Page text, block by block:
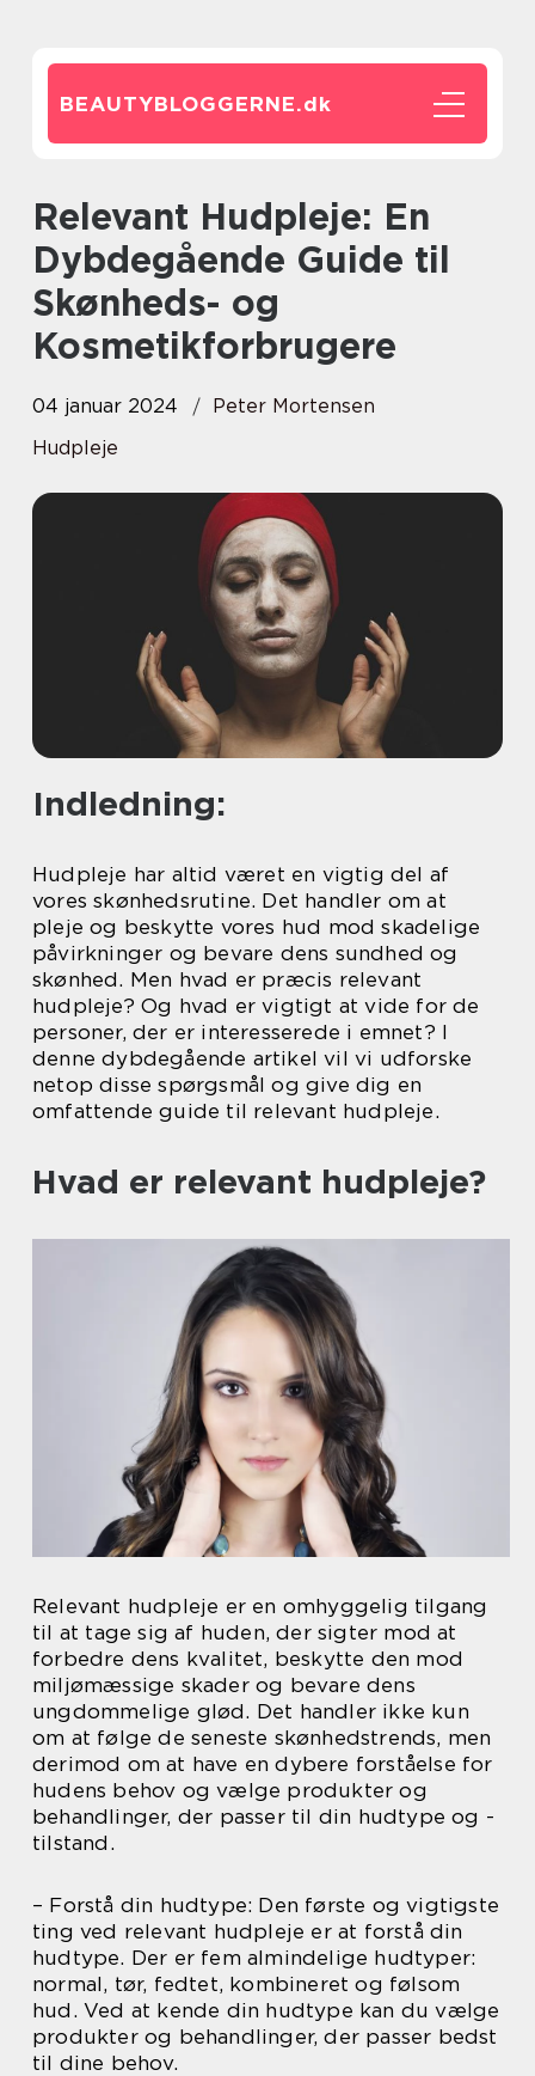
BEAUTYBLOGGERNE.dk
Relevant Hudpleje: En
Dybdegående Guide til
Skønheds- og
Kosmetikforbrugere
04 januar 2024
Peter Mortensen
Hudpleje
Indledning:
Hudpleje har altid været en vigtig del af
vores skønhedsrutine. Det handler om at
pleje og beskytte vores hud mod skadelige
påvirkninger og bevare dens sundhed og
skønhed. Men hvad er præcis relevant
hudpleje? Og hvad er vigtigt at vide for de
personer, der er interesserede i emnet? I
denne dybdegående artikel vil vi udforske
netop disse spørgsmål og give dig en
omfattende guide til relevant hudpleje.
Hvad er relevant hudpleje?
Relevant hudpleje er en omhyggelig tilgang
til at tage sig af huden, der sigter mod at
forbedre dens kvalitet, beskytte den mod
miljømæssige skader og bevare dens
ungdommelige glød. Det handler ikke kun
om at følge de seneste skønhedstrends, men
derimod om at have en dybere forståelse for
hudens behov og vælge produkter og
behandlinger, der passer til din hudtype og -
tilstand.
– Forstå din hudtype: Den første og vigtigste
ting ved relevant hudpleje er at forstå din
hudtype. Der er fem almindelige hudtyper:
normal, tør, fedtet, kombineret og følsom
hud. Ved at kende din hudtype kan du vælge
produkter og behandlinger, der passer bedst
til dine behov.